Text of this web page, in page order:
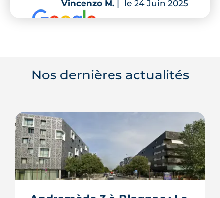
Vincenzo M. | le 24 Juin 2025
Nos dernières actualités